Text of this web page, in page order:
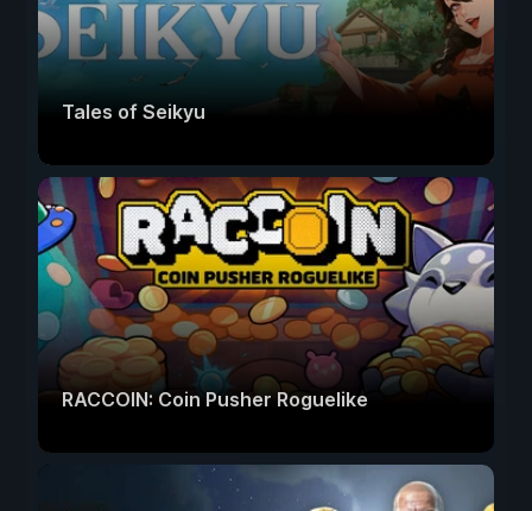
Tales of Seikyu
RACCOIN: Coin Pusher Roguelike